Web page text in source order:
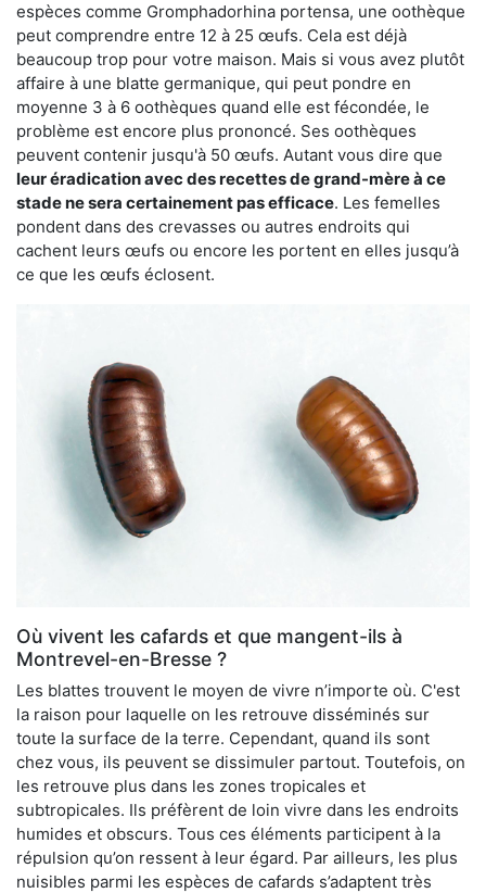
espèces comme Gromphadorhina portensa, une oothèque
peut comprendre entre 12 à 25 œufs. Cela est déjà
beaucoup trop pour votre maison. Mais si vous avez plutôt
affaire à une blatte germanique, qui peut pondre en
moyenne 3 à 6 oothèques quand elle est fécondée, le
problème est encore plus prononcé. Ses oothèques
peuvent contenir jusqu'à 50 œufs. Autant vous dire que
leur éradication avec des recettes de grand-mère à ce
stade ne sera certainement pas efficace. Les femelles
pondent dans des crevasses ou autres endroits qui
cachent leurs œufs ou encore les portent en elles jusqu’à
ce que les œufs éclosent.
Où vivent les cafards et que mangent-ils à
Montrevel-en-Bresse ?
Les blattes trouvent le moyen de vivre n’importe où. C'est
la raison pour laquelle on les retrouve disséminés sur
toute la surface de la terre. Cependant, quand ils sont
chez vous, ils peuvent se dissimuler partout. Toutefois, on
les retrouve plus dans les zones tropicales et
subtropicales. Ils préfèrent de loin vivre dans les endroits
humides et obscurs. Tous ces éléments participent à la
répulsion qu’on ressent à leur égard. Par ailleurs, les plus
nuisibles parmi les espèces de cafards s’adaptent très